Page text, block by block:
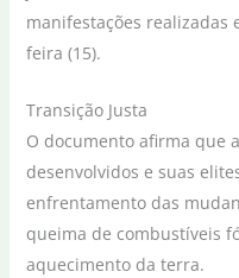
manifestações realizadas
feira (15).
Transição Justa
O documento afirma que
desenvolvidos e suas
enfrentamento das
queima de combustíveis
aquecimento da terra.